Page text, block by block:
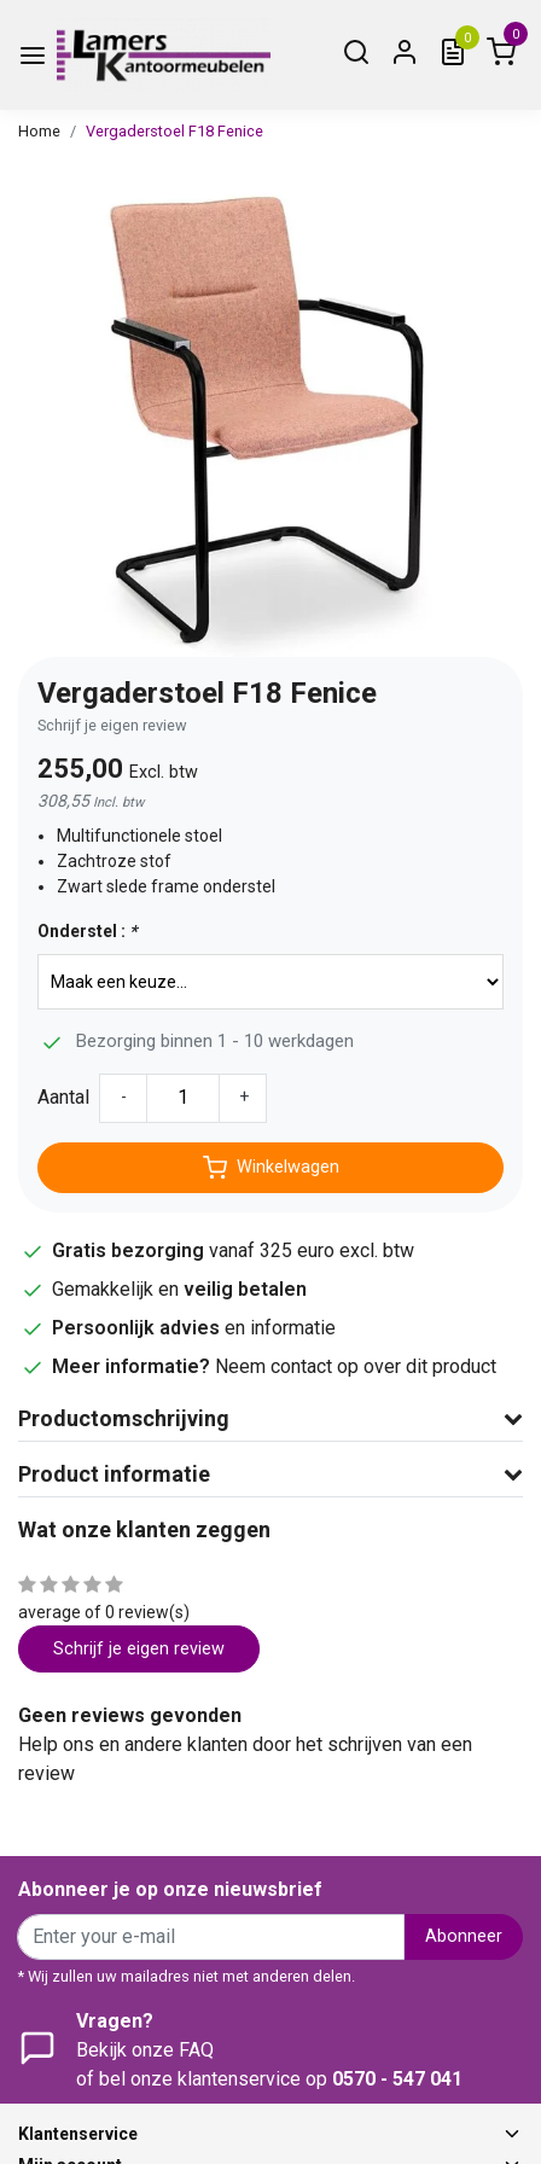
0 0
Home Vergaderstoel F18 Fenice
Vergaderstoel F18 Fenice
Schrijf je eigen review
255,00 Excl. btw
308,55Incl. btw
Multifunctionele stoel
Zachtroze stof
Zwart slede frame onderstel
Onderstel : *
Bezorging binnen 1 - 10 werkdagen
Aantal - +
Winkelwagen
Gratis bezorging vanaf 325 euro excl. btw
Gemakkelijk en veilig betalen
Persoonlijk advies en informatie
Meer informatie? Neem contact op over dit product
Productomschrijving
Product informatie
Wat onze klanten zeggen
average of 0 review(s)
Schrijf je eigen review
Geen reviews gevonden
Help ons en andere klanten door het schrijven van een
review
Abonneer je op onze nieuwsbrief
Abonneer
* Wij zullen uw mailadres niet met anderen delen.
Vragen?
Bekijk onze FAQ
of bel onze klantenservice op 0570 - 547 041
Klantenservice